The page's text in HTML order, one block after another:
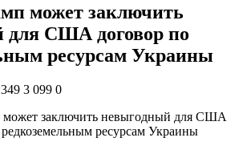
может заключить
для США договор по
ресурсам Украины
3 099 0